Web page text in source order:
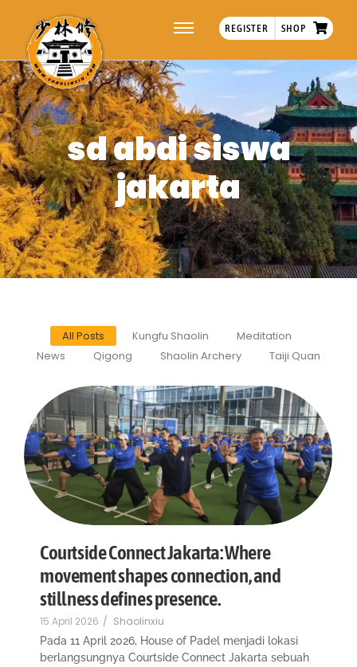
REGISTER SHOP
sd abdi siswa
jakarta
All Posts Kungfu Shaolin
Meditation
News
Qigong Shaolin Archery Taiji Quan
Courtside Connect Jakarta: Where
movement shapes connection, and
stillness defines presence.
15 April 2026 / Shaolinxiu
Pada 11 April 2026, House of Padel menjadi lokasi
berlangsungnya Courtside Connect Jakarta sebuah